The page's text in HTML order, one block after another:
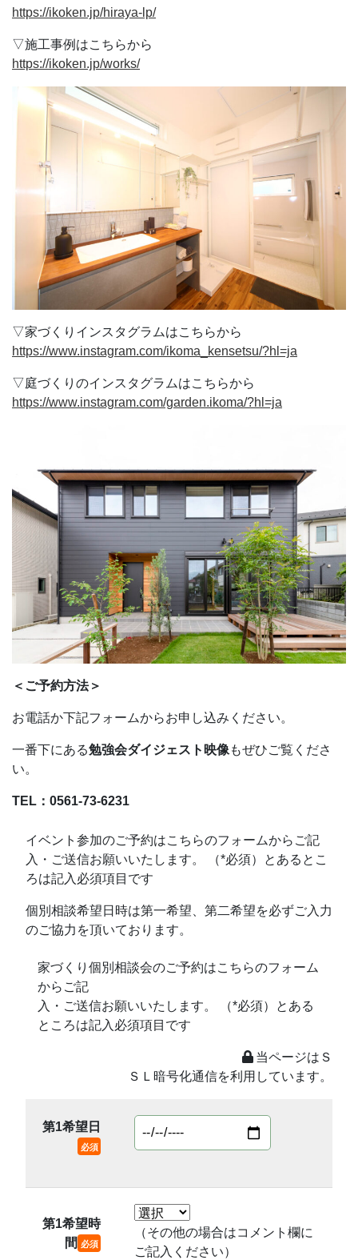
https://ikoken.jp/hiraya-lp/
▽施工事例はこちらから
https://ikoken.jp/works/
▽家づくりインスタグラムはこちらから
https://www.instagram.com/ikoma_kensetsu/?hl=ja
▽庭づくりのインスタグラムはこちらから
https://www.instagram.com/garden.ikoma/?hl=ja
＜ご予約方法＞
お電話か下記フォームからお申し込みください。
一番下にある勉強会ダイジェスト映像 もぜひご覧くださ
い。
TEL：0561-73-6231
イベント参加のご予約はこちらのフォームからご記
入・ご送信お願いいたします。 （*必須）とあるとこ
ろは記入必須項目です
個別相談希望日時は第一希望、第二希望を必ずご入力
のご協力を頂いております。
家づくり個別相談会のご予約はこちらのフォーム
からご記
入・ご送信お願いいたします。 （*必須）とある
ところは記入必須項目です
当ページはＳ
ＳＬ暗号化通信を利用しています。
第1希望日
必須
第1希望時
間 必須
（その他の場合はコメント欄に
ご記入ください）